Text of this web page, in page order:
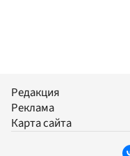
Редакция
Реклама
Карта сайта